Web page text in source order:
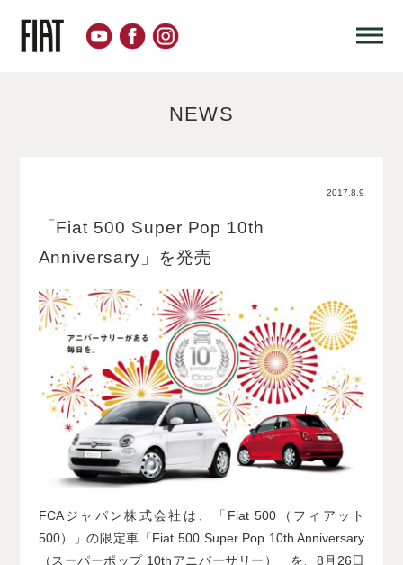
NEWS
2017.8.9
「Fiat 500 Super Pop 10th
Anniversary」を発売
FCAジャパン株式会社は、「Fiat 500（フィアット
500）」の限定車「Fiat 500 Super Pop 10th Anniversary
（スーパーポップ 10thアニバーサリー）」を、8月26日